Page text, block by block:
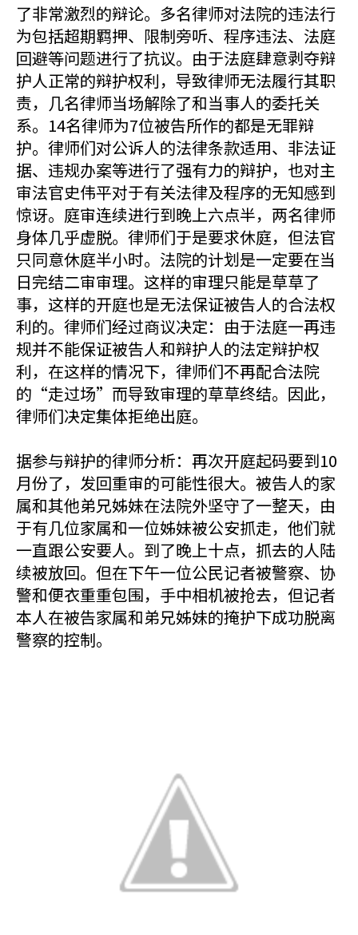
了非常激烈的辩论。多名律师对法院的违法行
为包括超期羁押、限制旁听、程序违法、法庭
回避等问题进行了抗议。由于法庭肆意剥夺辩
护人正常的辩护权利，导致律师无法履行其职
责，几名律师当场解除了和当事人的委托关
系。14名律师为7位被告所作的都是无罪辩
护。律师们对公诉人的法律条款适用、非法证
据、违规办案等进行了强有力的辩护，也对主
审法官史伟平对于有关法律及程序的无知感到
惊讶。庭审连续进行到晚上六点半，两名律师
身体几乎虚脱。律师们于是要求休庭，但法官
只同意休庭半小时。法院的计划是一定要在当
日完结二审审理。这样的审理只能是草草了
事，这样的开庭也是无法保证被告人的合法权
利的。律师们经过商议决定：由于法庭一再违
规并不能保证被告人和辩护人的法定辩护权
利，在这样的情况下，律师们不再配合法院
的“走过场”而导致审理的草草终结。因此，
律师们决定集体拒绝出庭。
据参与辩护的律师分析：再次开庭起码要到10
月份了，发回重审的可能性很大。被告人的家
属和其他弟兄姊妹在法院外坚守了一整天，由
于有几位家属和一位姊妹被公安抓走，他们就
一直跟公安要人。到了晚上十点，抓去的人陆
续被放回。但在下午一位公民记者被警察、协
警和便衣重重包围，手中相机被抢去，但记者
本人在被告家属和弟兄姊妹的掩护下成功脱离
警察的控制。